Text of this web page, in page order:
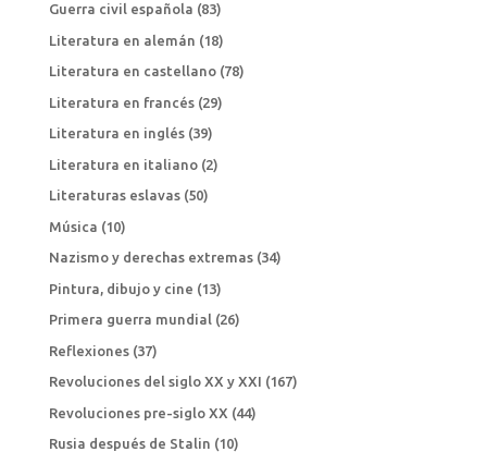
Guerra civil española (83)
Literatura en alemán (18)
Literatura en castellano(78)
Literatura en francés(29)
Literatura en inglés(39)
Literatura en italiano(2)
Literaturas eslavas(50)
Música (10)
Nazismo y derechas extremas(34)
Pintura, dibujo y cine (13)
Primera guerra mundial(26)
Reflexiones(37)
Revoluciones del siglo XX y XXI (167)
Revoluciones pre-siglo XX (44)
Rusia después de Stalin (10)